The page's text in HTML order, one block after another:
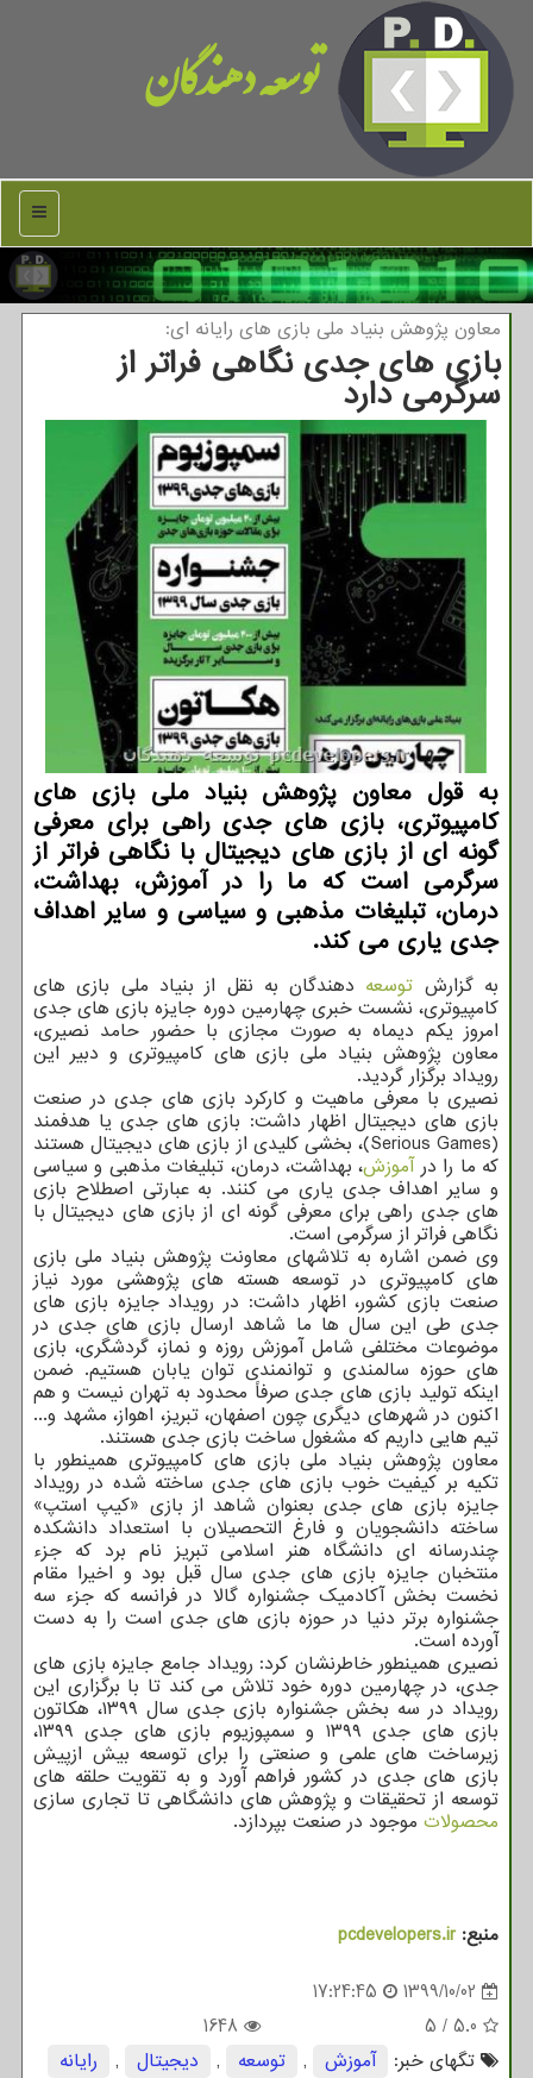
توسعه دهندگان
منو
معاون پژوهش بنیاد ملی بازی های رایانه ای:
بازی های جدی نگاهی فراتر از
سرگرمی دارد
به قول معاون پژوهش بنیاد ملی بازی های
کامپیوتری، بازی های جدی راهی برای معرفی
گونه ای از بازی های دیجیتال با نگاهی فراتر از
سرگرمی است که ما را در آموزش، بهداشت،
درمان، تبلیغات مذهبی و سیاسی و سایر اهداف
جدی یاری می کند.
به گزارش توسعه دهندگان به نقل از بنیاد ملی بازی های
کامپیوتری، نشست خبری چهارمین دوره جایزه بازی های جدی
امروز یکم دیماه به صورت مجازی با حضور حامد نصیری،
معاون پژوهش بنیاد ملی بازی های کامپیوتری و دبیر این
رویداد برگزار گردید.
نصیری با معرفی ماهیت و کارکرد بازی های جدی در صنعت
بازی های دیجیتال اظهار داشت: بازی های جدی یا هدفمند
(Serious Games)، بخشی کلیدی از بازی های دیجیتال هستند
که ما را درآموزش، بهداشت، درمان، تبلیغات مذهبی و سیاسی
و سایر اهداف جدی یاری می کنند. به عبارتی اصطلاح بازی
های جدی راهی برای معرفی گونه ای از بازی های دیجیتال با
نگاهی فراتر از سرگرمی است.
وی ضمن اشاره به تلاشهای معاونت پژوهش بنیاد ملی بازی
های کامپیوتری در توسعه هسته های پژوهشی مورد نیاز
صنعت بازی کشور، اظهار داشت: در رویداد جایزه بازی ­های
جدی طی این سال­ ها ما شاهد ارسال بازی های جدی در
موضوعات مختلفی شامل آموزش روزه و نماز، گردشگری، بازی
های حوزه سالمندی و توانمندی توان یابان هستیم. ضمن
اینکه تولید بازی های جدی صرفاً محدود به تهران نیست و هم
اکنون در شهرهای دیگری چون اصفهان، تبریز، اهواز، مشهد و...
تیم هایی داریم که مشغول ساخت بازی جدی هستند.
معاون پژوهش بنیاد ملی بازی های کامپیوتری همینطور با
تکیه بر کیفیت خوب بازی های جدی ساخته شده در رویداد
جایزه بازی های جدی بعنوان شاهد از بازی «کیپ استپ»
ساخته دانشجویان و فارغ التحصیلان با استعداد دانشکده
چندرسانه ای دانشگاه هنر اسلامی تبریز نام برد که جزء
منتخبان جایزه بازی های جدی سال قبل بود و اخیرا مقام
نخست بخش آکادمیک جشنواره گالا در فرانسه که جزء سه
جشنواره برتر دنیا در حوزه بازی های جدی است را به دست
آورده است.
نصیری همینطور خاطرنشان کرد: رویداد جامع جایزه بازی های
جدی، در چهارمین دوره خود تلاش می کند تا با برگزاری این
رویداد در سه بخش جشنواره بازی جدی سال ۱۳۹۹، هکاتون
بازی های جدی ۱۳۹۹ و سمپوزیوم بازی های جدی ۱۳۹۹،
زیرساخت های علمی و صنعتی را برای توسعه بیش ازپیش
بازی های جدی در کشور فراهم آورد و به تقویت حلقه های
توسعه از تحقیقات و پژوهش های دانشگاهی تا تجاری سازی
محصولات موجود در صنعت بپردازد.
منبع:pcdevelopers.ir
1399/10/02
17:24:45
5.0
/
5
1648
تگهای خبر:
آموزش , توسعه , دیجیتال ,
رایانه